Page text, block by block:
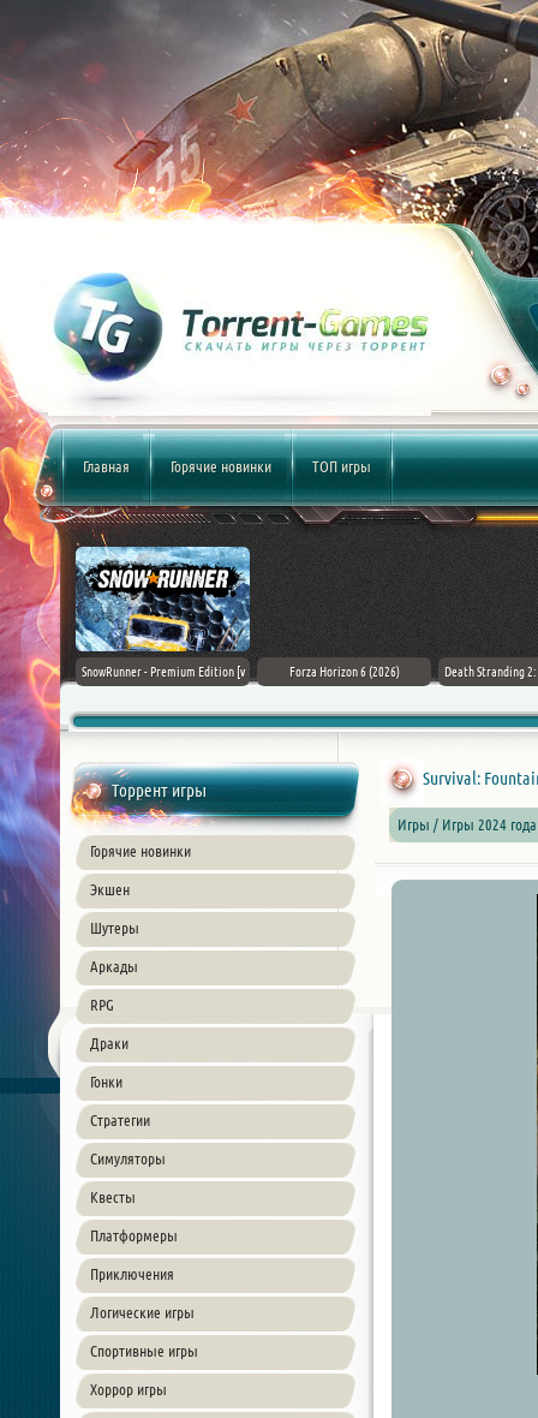
Главная Горячие новинки ТОП игры
Flag
PC
SnowRunner - Premium Edition [v
Forza Horizon 6 (2026) Death Stranding
Торрент игры
Горячие новинки
Экшен
Шутеры
Аркады
RPG
Драки
Гонки
Стратегии
Симуляторы
Квесты
Платформеры
Приключения
Логические игры
Спортивные игры
Хоррор игры
Survival:
Игры / Игры 2024